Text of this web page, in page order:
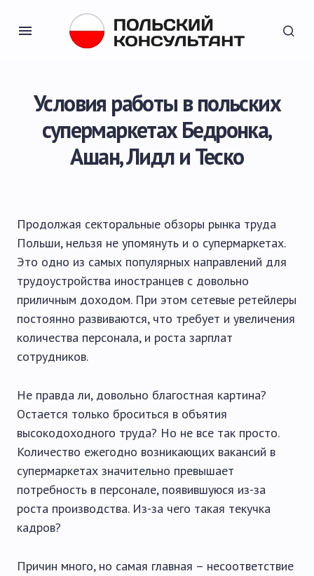
Условия работы в польских
супермаркетах Бедронка,
Ашан, Лидл и Теско
Продолжая секторальные обзоры рынка труда
Польши, нельзя не упомянуть и о супермаркетах.
Это одно из самых популярных направлений для
трудоустройства иностранцев с довольно
приличным доходом. При этом сетевые ретейлеры
постоянно развиваются, что требует и увеличения
количества персонала, и роста зарплат
сотрудников.
Не правда ли, довольно благостная картина?
Остается только броситься в объятия
высокодоходного труда? Но не все так просто.
Количество ежегодно возникающих вакансий в
супермаркетах значительно превышает
потребность в персонале, появившуюся из-за
роста производства. Из-за чего такая текучка
кадров?
Причин много, но самая главная – несоответствие